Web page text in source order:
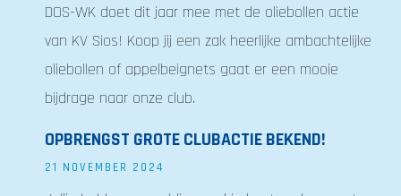
DOS-WK doet dit jaar mee met de oliebollen actie
van KV Sios! Koop jij een zak heerlijke ambachtelijke
oliebollen of appelbeignets gaat er een mooie
bijdrage naar onze club.
OPBRENGST GROTE CLUBACTIE BEKEND!
21 NOVEMBER 2024